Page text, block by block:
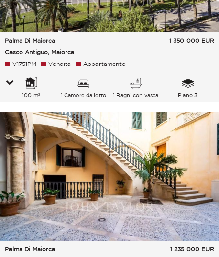
Palma Di Maiorca
Casco Antiguo, Maiorca
1 350 000 EUR
V1751PM Vendita Appartamento
100 m² 1 Camere da letto 1 Bagni con vasca Piano 3
Palma Di Maiorca
1 235 000 EUR